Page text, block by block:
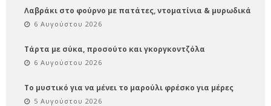
Λαβράκι στο φούρνο με πατάτες, ντοματίνια & μυρωδικά
6 Αυγούστου 2026
Τάρτα με σύκα, προσούτο και γκοργκοντζόλα
6 Αυγούστου 2026
Το μυστικό για να μένει το μαρούλι φρέσκο για μέρες
5 Αυγούστου 2026